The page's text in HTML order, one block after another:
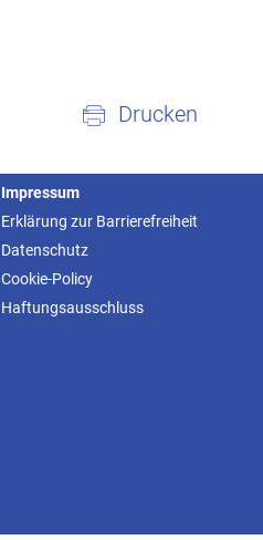
Drucken
Impressum
Erklärung zur Barrierefreiheit
Datenschutz
Cookie-Policy
Haftungsausschluss